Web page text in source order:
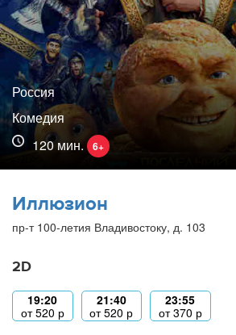
Россия
Комедия
120 мин.
6+
Иллюзион
пр-т 100-летия Владивостоку, д. 103
2D
19:20
от520 р
21:40
от520 р
23:55
от370 р